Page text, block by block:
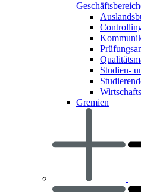
Studien-
Gremien